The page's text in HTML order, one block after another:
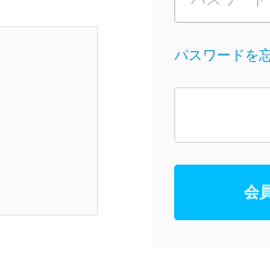
パスワードを
会